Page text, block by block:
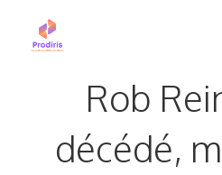
Rob
décédé,